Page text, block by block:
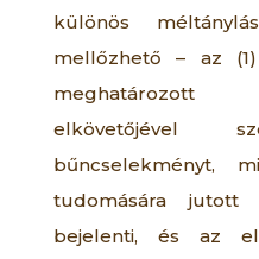
különös
mellőzhető – az
elkövetőjével
bűncselekményt,
tudomására jutott
bejelenti, és az